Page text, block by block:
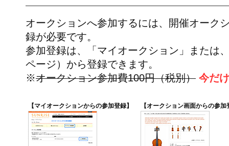
オークションへ参加するには、開催オーク
録が必要です。
参加登録は、「マイオークション」または
ページ）から登録できます。
※オークション参加費100円（税別） 今だ
【マイオークションからの参加登録】 【オークション画面からの参加